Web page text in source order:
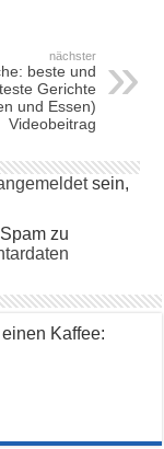
nächster
beste und
Gerichte
und Essen)
Videobeitrag
sein,
zu
Kaffee: